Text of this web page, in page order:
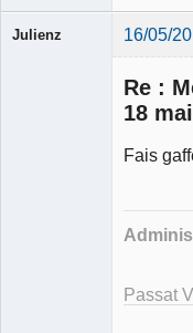
Julienz 16/05/
Re :
18
Fais
Passat